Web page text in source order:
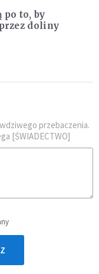
po to, by
doliny
przebaczenia.
[ŚWIADECTWO]